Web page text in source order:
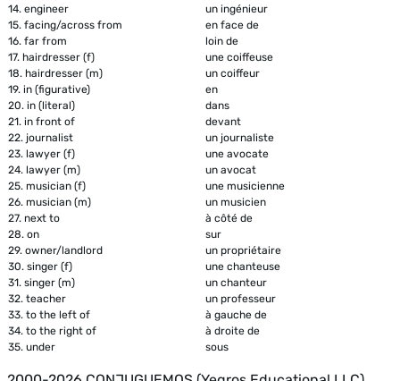
14. engineer
un ingénieur
15. facing/across from
en face de
16. far from
loin de
17. hairdresser (f)
une coiffeuse
18. hairdresser (m)
un coiffeur
19. in (figurative)
en
20. in (literal)
dans
21. in front of
devant
22. journalist
un journaliste
23. lawyer (f)
une avocate
24. lawyer (m)
un avocat
25. musician (f)
une musicienne
26. musician (m)
un musicien
27. next to
à côté de
28. on
sur
29. owner/landlord
un propriétaire
30. singer (f)
une chanteuse
31. singer (m)
un chanteur
32. teacher
un professeur
33. to the left of
à gauche de
34. to the right of
à droite de
35. under sous